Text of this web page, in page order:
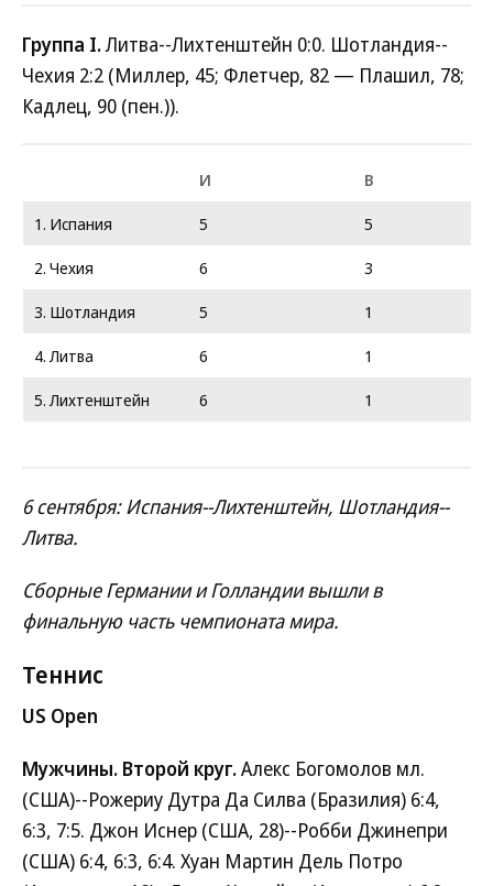
Группа I.Литва--Лихтенштейн 0:0. Шотландия--
Чехия 2:2 (Миллер, 45; Флетчер, 82 — Плашил, 78;
Кадлец, 90 (пен.)).
И
В
1. Испания
5
5
2. Чехия
6
3
3. Шотландия
5
1
4. Литва
6
1
5. Лихтенштейн
6 1
6 сентября: Испания--Лихтенштейн, Шотландия--
Литва.
Сборные Германии и Голландии вышли в
финальную часть чемпионата мира.
Теннис
US Open
Мужчины. Второй круг.Алекс Богомолов мл.
(США)--Рожериу Дутра Да Силва (Бразилия) 6:4,
6:3, 7:5. Джон Иснер (США, 28)--Робби Джинепри
(США) 6:4, 6:3, 6:4. Хуан Мартин Дель Потро